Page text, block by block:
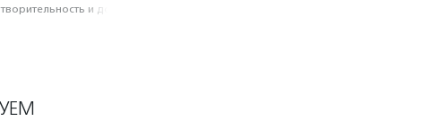
и доброволь­чест­во